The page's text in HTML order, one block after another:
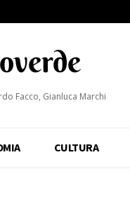
Facco, Gianluca Marchi
CULTURA